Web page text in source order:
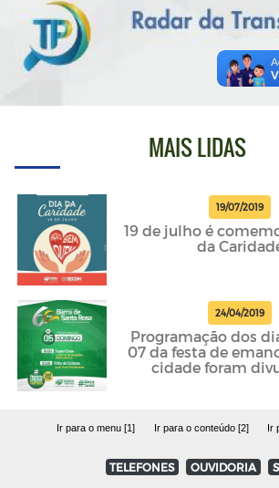
MAIS LIDAS
19/07/2019
19 de julho é
da
24/04/2019
Programação dos
07 da festa de
cidade foram
Ir para o menu [1] Ir para o conteúdo [2] Ir
TELEFONES OUVIDORIA